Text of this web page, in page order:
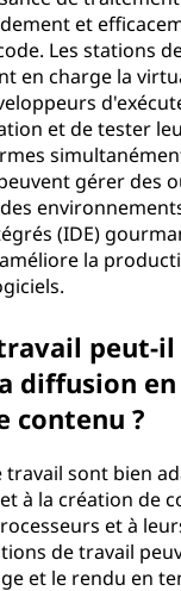
et
Les stations
en charge la
et de tester
gérer des
(IDE)
la
peut-
diffusion
contenu ?
sont bien
à la création de
et à
de travail
et le rendu en